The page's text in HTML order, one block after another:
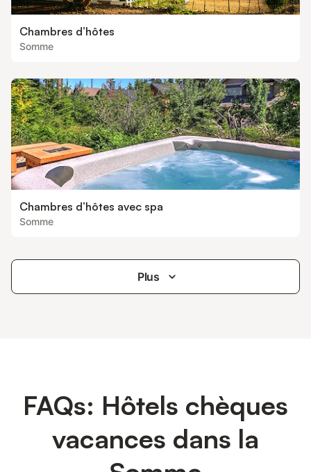
Chambres d’hôtes
Somme
Chambres d’hôtes avec spa
Somme
Plus
FAQs: Hôtels chèques
vacances dans la